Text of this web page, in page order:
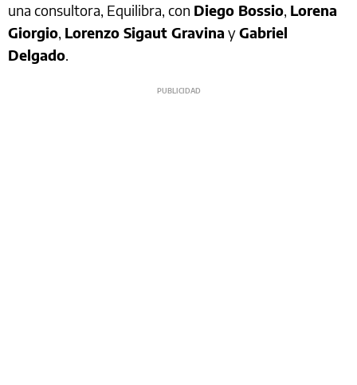
una consultora, Equilibra, con Diego Bossio, Lorena
Giorgio, Lorenzo Sigaut Gravina yGabriel
Delgado.